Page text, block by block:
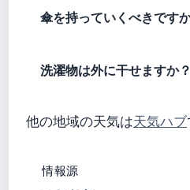
傘を持っていくべきです
洗濯物は外に干せますか？
他の地域の天気は天気ハブ
情報源